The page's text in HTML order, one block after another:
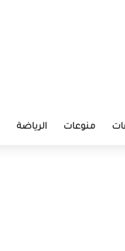
منوعات الرياضة